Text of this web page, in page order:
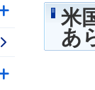
米
あ